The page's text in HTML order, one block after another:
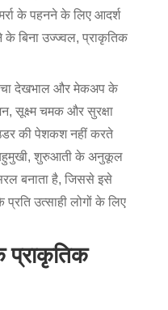
के पहनने के लिए आदर्श
बिना उज्ज्वल, प्राकृतिक
देखभाल और मेकअप के
सूक्ष्म चमक और सुरक्षा
की पेशकश नहीं करते
शुरुआती के अनुकूल
बनाता है, जिससे इसे
उत्साही लोगों के लिए
प्राकृतिक